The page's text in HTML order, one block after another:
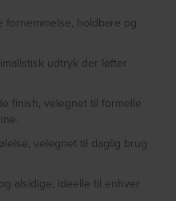
fornemmelse, holdbare og
udtryk der løfter
finish, velegnet til formelle
velegnet til daglig brug
alsidige, ideelle til enhver